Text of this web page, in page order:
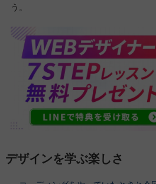
う。
デザインを学ぶ楽しさ